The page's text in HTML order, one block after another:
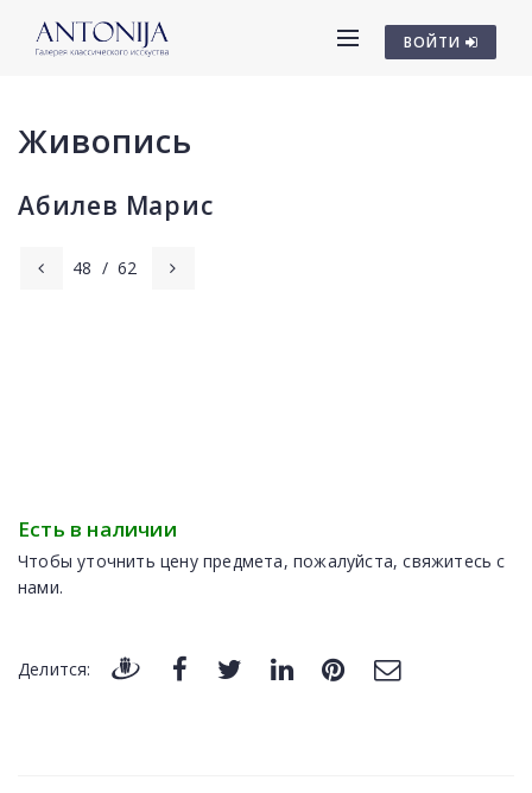
ВОЙТИ
Живопись
Абилев Марис
48 / 62
Есть в наличии
Чтобы уточнить цену предмета, пожалуйста, свяжитесь с
нами.
Делится: